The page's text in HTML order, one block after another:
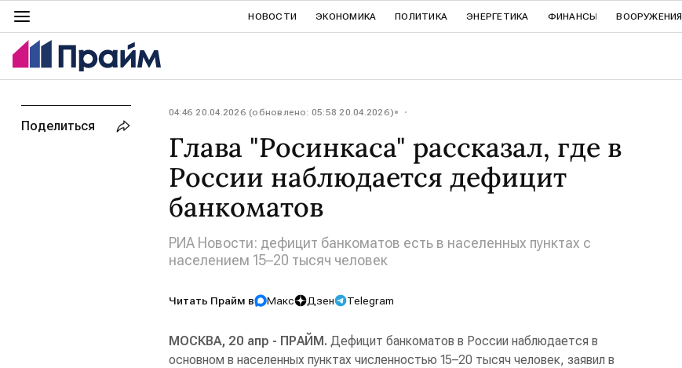
НОВОСТИ ЭКОНОМИКА ПОЛИТИКА ЭНЕРГЕТИКА ФИНАНСЫ ВООРУЖЕНИЯ
04:46 20.04.2026 (обновлено: 05:58 20.04.2026)
Глава "Росинкаса" рассказал, где в
России наблюдается дефицит
банкоматов
РИА Новости: дефицит банкоматов есть в населенных пунктах с
населением 15–20 тысяч человек
Читать Прайм в Макс Дзен Telegram
МОСКВА, 20 апр - ПРАЙМ. Дефицит банкоматов в России наблюдается в
основном в населенных пунктах численностью 15–20 тысяч человек, заявил в
Поделиться